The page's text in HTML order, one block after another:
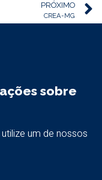
PRÓXIMO
CREA-MG
sobre
um de nossos